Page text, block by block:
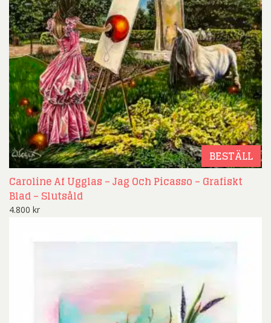
BESTÄLL
Caroline Af Ugglas – Jag Och Picasso – Grafiskt
Blad – Slutsåld
4.800 kr